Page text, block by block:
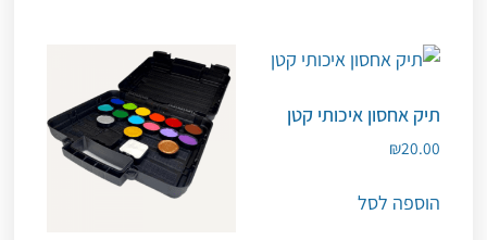
תיק אחסון איכותי קטן
₪20.00
הוספה לסל